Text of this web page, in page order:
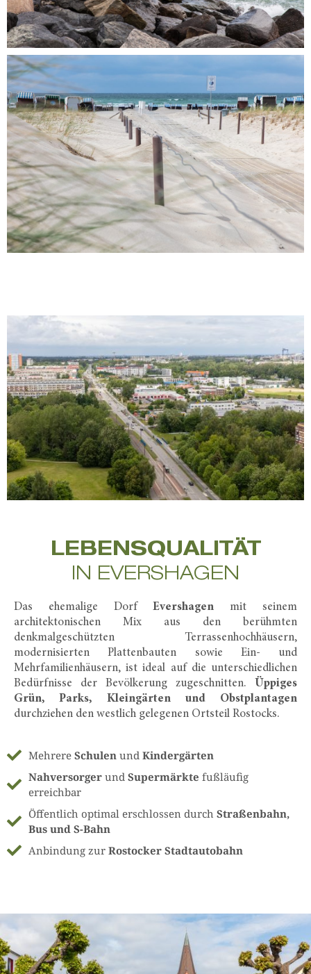
LEBENSQUALITÄT
IN EVERSHAGEN
Das ehemalige DorfEvershagen mit seinem
architektonischen Mix aus den berühmten
denkmalgeschützten Terrassenhochhäusern,
modernisierten Plattenbauten sowie Ein- und
Mehrfamilienhäusern, ist ideal auf die unterschiedlichen
Bedürfnisse der Bevölkerung zugeschnitten. Üppiges
Grün, Parks, Kleingärten und Obstplantagen
durchziehen den westlich gelegenen Ortsteil Rostocks.
MehrereSchulen undKindergärten
Nahversorger undSupermärkte fußläufig
erreichbar
Öffentlich optimal erschlossen durchStraßenbahn,
Bus und S-Bahn
Anbindung zurRostocker Stadtautobahn